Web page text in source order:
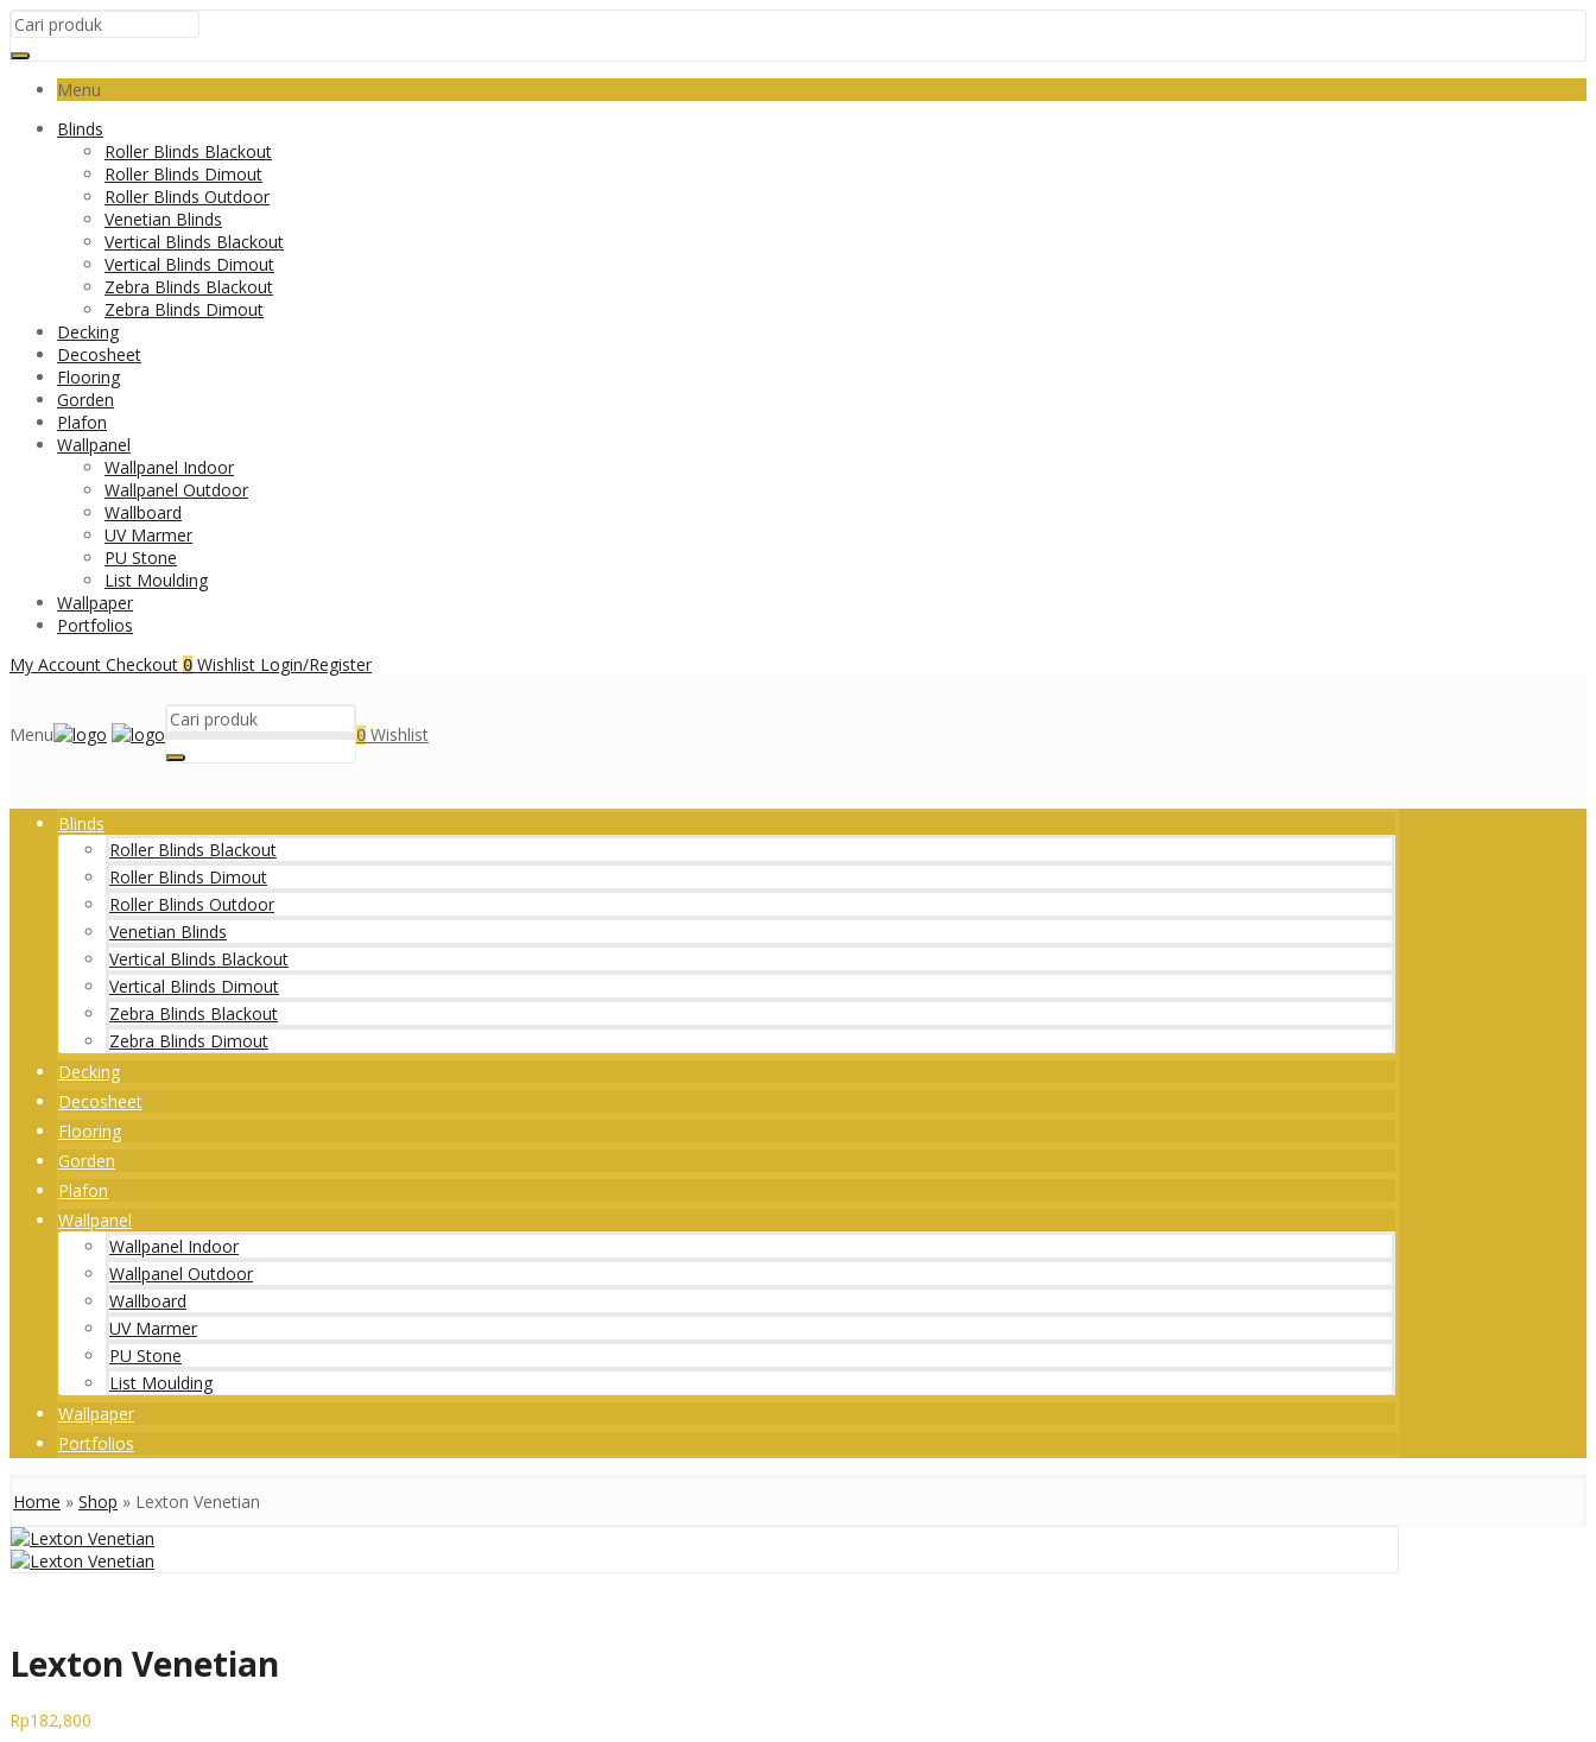
Menu
Blinds
Roller Blinds Blackout
Roller Blinds Dimout
Roller Blinds Outdoor
Venetian Blinds
Vertical Blinds Blackout
Vertical Blinds Dimout
Zebra Blinds Blackout
Zebra Blinds Dimout
Decking
Decosheet
Flooring
Gorden
Plafon
Wallpanel
Wallpanel Indoor
Wallpanel Outdoor
Wallboard
UV Marmer
PU Stone
List Moulding
Wallpaper
Portfolios
My Account Checkout 0 Wishlist Login/Register
Menu 0 Wishlist
Blinds
Roller Blinds Blackout
Roller Blinds Dimout
Roller Blinds Outdoor
Venetian Blinds
Vertical Blinds Blackout
Vertical Blinds Dimout
Zebra Blinds Blackout
Zebra Blinds Dimout
Decking
Decosheet
Flooring
Gorden
Plafon
Wallpanel
Wallpanel Indoor
Wallpanel Outdoor
Wallboard
UV Marmer
PU Stone
List Moulding
Wallpaper
Portfolios
Home » Shop » Lexton Venetian
Lexton Venetian
Rp182,800